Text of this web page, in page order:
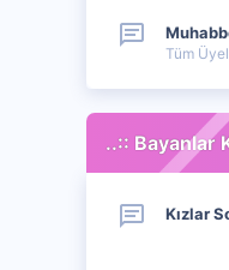
Tüm
..:: Bayanlar
Kızlar